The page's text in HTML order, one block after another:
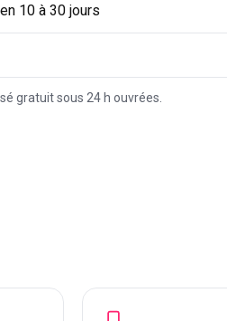
10 à 30 jours
gratuit sous 24 h ouvrées.